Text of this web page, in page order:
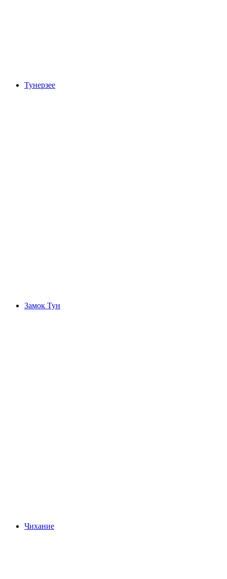
Тунерзее
Замок Тун
Чихание